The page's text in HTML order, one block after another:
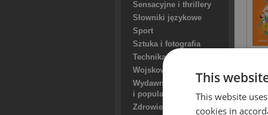
Sensacyjne i thrillery
Słowniki językowe
Sport
Sztuka i fotografia
Technika
Wojskowość i wojny
Wydawnictwa naukowe
i popularno-naukowe
Zdrowie i uroda
This
This website
cookies in